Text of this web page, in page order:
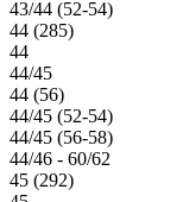
43/44 (52-54)
44 (285)
44
44/45
44 (56)
44/45 (52-54)
44/45 (56-58)
44/46 - 60/62
45 (292)